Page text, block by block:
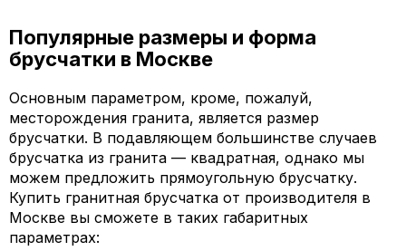
Популярные размеры и форма
брусчатки в Москве
Основным параметром, кроме, пожалуй,
месторождения гранита, является размер
брусчатки. В подавляющем большинстве случаев
брусчатка из гранита — квадратная, однако мы
можем предложить прямоугольную брусчатку.
Купить гранитная брусчатка от производителя в
Москве вы сможете в таких габаритных
параметрах: